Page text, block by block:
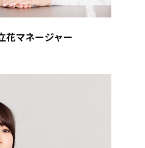
マネージャー